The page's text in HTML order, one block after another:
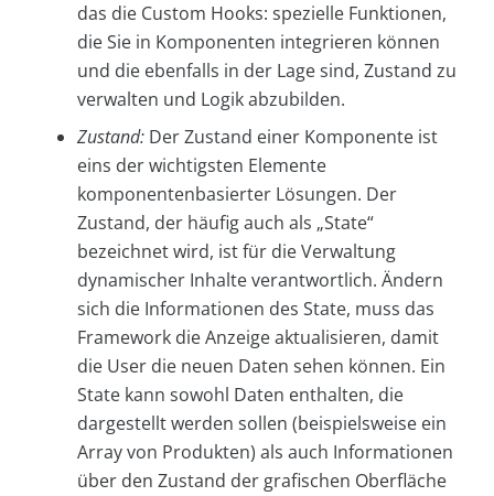
das die Custom Hooks: spezielle Funktionen,
die Sie in Komponenten integrieren können
und die ebenfalls in der Lage sind, Zustand zu
verwalten und Logik abzubilden.
Zustand: Der Zustand einer Komponente ist
eins der wichtigsten Elemente
komponentenbasierter Lösungen. Der
Zustand, der häufig auch als „State“
bezeichnet wird, ist für die Verwaltung
dynamischer Inhalte verantwortlich. Ändern
sich die Informationen des State, muss das
Framework die Anzeige aktualisieren, damit
die User die neuen Daten sehen können. Ein
State kann sowohl Daten enthalten, die
dargestellt werden sollen (beispielsweise ein
Array von Produkten) als auch Informationen
über den Zustand der grafischen Oberfläche